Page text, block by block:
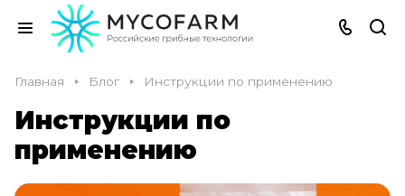
Главная Блог Инструкции по применению
Инструкции по
применению